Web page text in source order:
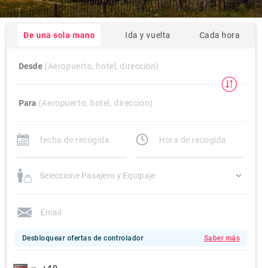
De una sola mano Ida y vuelta Cada hora
Desde (Aeropuerto, hotel, dirección)
Para (Aeropuerto, hotel, dirección)
Seleccione Pasajero y Equipaje
Desbloquear ofertas de controlador Saber más